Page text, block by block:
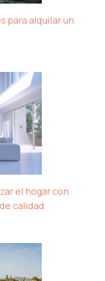
para alquilar un
el hogar con
calidad